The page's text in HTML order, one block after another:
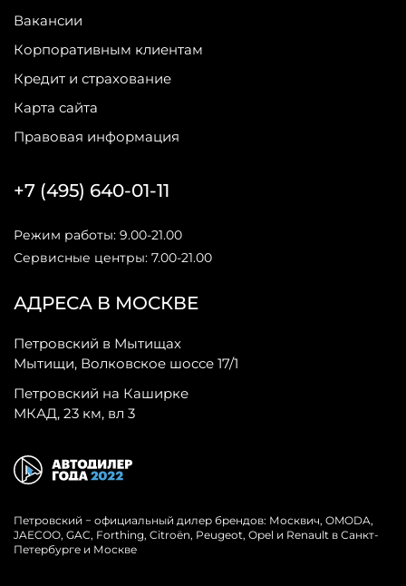
Вакансии
Корпоративным клиентам
Кредит и страхование
Карта сайта
Правовая информация
АДРЕСА В МОСКВЕ
Петровский в Мытищах
Мытищи, Волковское шоссе 17/1
Петровский на Каширке
МКАД, 23 км, вл 3
+7 (495) 640-01-11
Режим работы: 9.00-21.00
Сервисные центры: 7.00-21.00
Петровский − официальный дилер брендов: Москвич, OMODA,
JAECOO, GAC, Forthing, Citroёn, Peugeot, Opel и Renault в Санкт-
Петербурге и Москве